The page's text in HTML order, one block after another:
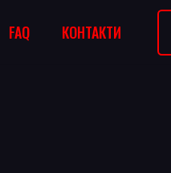
FAQ КОНТАКТИ